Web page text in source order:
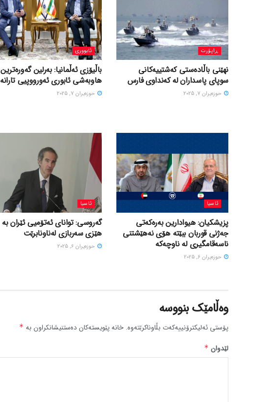
ڕاپۆرت
نهێنی باڵادەستی کەشتییەکانی
سوپای پاسداران لە کەنداوی فارس
حوزه‌یران 7, 2025
ئابووری
باڵیۆزی ئەڵمانیا: بەرلین گەورەترین
هاوبەشی ئابوری ئەورووپیی تارانە
حوزه‌یران 7, 2025
ئاسیا
پزیشکیان: هیوادارین بەرەکەتی
جەژنی قوربان ببێتە هۆی نەهێشتنی
ناسەقامگیری لە ناوچەکە
حوزه‌یران 6, 2025
ئاسیا
گەروسی: توانای ئەتۆمیی ئێران بە
هێزی سەربازی لەناونابرێت
حوزه‌یران 6, 2025
وەڵامێک بنووسە
پۆستی ئەلیکترۆنییەکەت بڵاوناکرێتەوە. خانە پێویستەکان دەستنیشانکراون بە *
لێدوان *